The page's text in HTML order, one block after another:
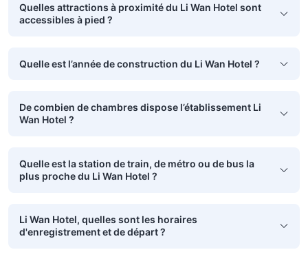
Quelles attractions à proximité du Li Wan Hotel sont
accessibles à pied ?
Quelle est l’année de construction du Li Wan Hotel ?
De combien de chambres dispose l’établissement Li
Wan Hotel ?
Quelle est la station de train, de métro ou de bus la
plus proche du Li Wan Hotel ?
Li Wan Hotel, quelles sont les horaires
d'enregistrement et de départ ?